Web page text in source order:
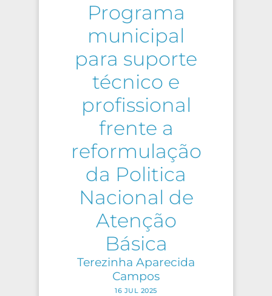
Programa
municipal
para suporte
técnico e
profissional
frente a
reformulação
da Politica
Nacional de
Atenção
Básica
Terezinha Aparecida
Campos
16 JUL 2025